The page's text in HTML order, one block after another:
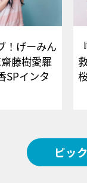
！げーみん
藤樹愛羅
SPインタ
ピッ